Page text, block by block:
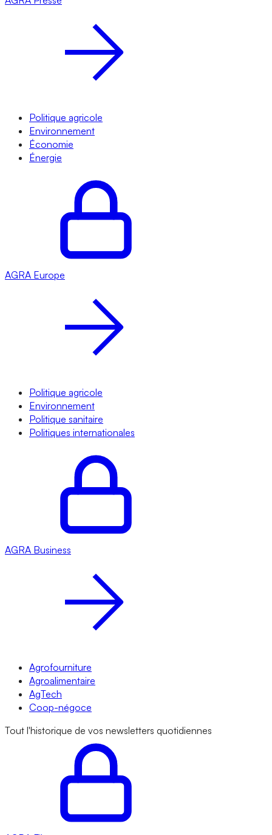
Politique agricole
Environnement
Économie
Énergie
AGRA Europe
Politique agricole
Environnement
Politique sanitaire
Politiques internationales
AGRA Business
Agrofourniture
Agroalimentaire
AgTech
Coop-négoce
Tout l'historique de vos newsletters quotidiennes